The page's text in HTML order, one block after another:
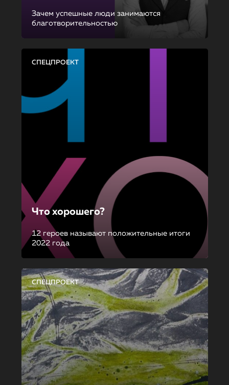
Зачем успешные люди занимаются
благотворительностью
СПЕЦПРОЕКТ
Что хорошего?
12 героев называют положительные итоги
2022 года
СПЕЦПРОЕКТ